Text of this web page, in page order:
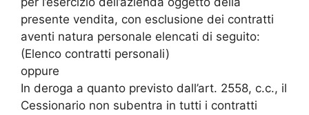
presente vendita, con esclusione dei contratti
aventi natura personale elencati di seguito:
(Elenco contratti personali)
oppure
In deroga a quanto previsto dall’art. 2558, c.c., il
Cessionario non subentra in tutti i contratti